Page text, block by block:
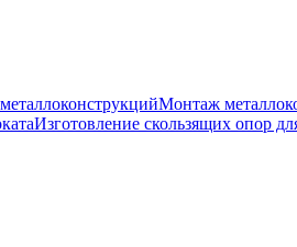
Монтаж
Изготовление скользящих опор